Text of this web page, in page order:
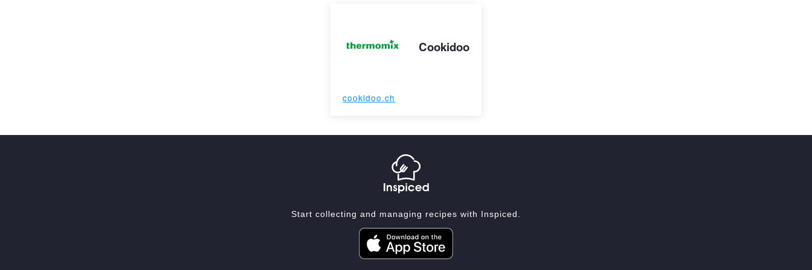
Cookidoo
cookidoo.ch
Start collecting and managing recipes with Inspiced.